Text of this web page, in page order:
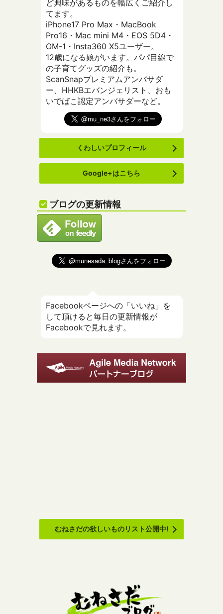
ど興味があるものを幅広くご紹介し
てます。
iPhone17 Pro Max・MacBook
Pro16・Mac mini M4・EOS 5D4・
OM-1・Insta360 X5ユーザー。
12歳になる娘がいます。パパ目線で
の子育てグッズの紹介も。
ScanSnapプレミアムアンバサダ
ー、HHKBエバンジェリスト、おも
いでばこ認定アンバサダーなど。
くわしいプロフィール
Google+はこちら
ブログの更新情報
Facebookページへの「いいね」を
して頂けると毎日の更新情報が
Facebookで見れます。
むねさだの欲しいものリスト公開中!